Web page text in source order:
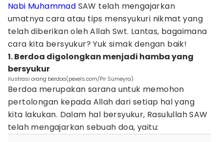
Nabi Muhammad SAW telah mengajarkan
umatnya cara atau tips mensyukuri nikmat yang
telah diberikan oleh Allah Swt. Lantas, bagaimana
cara kita bersyukur? Yuk simak dengan baik!
1. Berdoa digolongkan menjadi hamba yang
bersyukur
ilustrasi orang berdoa(pexels.com/Pir Sümeyra)
Berdoa merupakan sarana untuk memohon
pertolongan kepada Allah dari setiap hal yang
kita lakukan. Dalam hal bersyukur, Rasulullah SAW
telah mengajarkan sebuah doa, yaitu: